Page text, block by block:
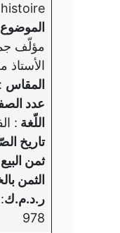
histoire
الموضوع
مؤلّف
المقاس :16*24
عدد
اللّغة :
تاريخ
ثمن البيع
الثمن
ر.د.م.ك
978